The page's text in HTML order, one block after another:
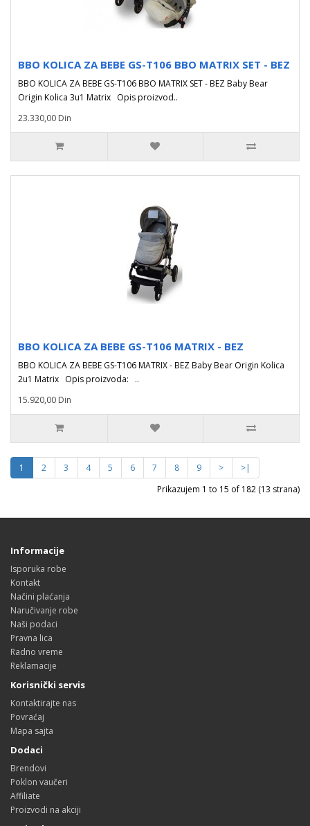
BBO KOLICA ZA BEBE GS-T106 BBO MATRIX SET - BEZ
BBO KOLICA ZA BEBE GS-T106 BBO MATRIX SET - BEZ Baby Bear
Origin Kolica 3u1 Matrix Opis proizvod..
23.330,00 Din
BBO KOLICA ZA BEBE GS-T106 MATRIX - BEZ
BBO KOLICA ZA BEBE GS-T106 MATRIX - BEZ Baby Bear Origin Kolica
2u1 Matrix Opis proizvoda: ..
15.920,00 Din
1 2 3 4 5 6 7 8 9 >
>|
Prikazujem 1 to 15 of 182 (13 strana)
Informacije
Isporuka robe
Kontakt
Načini plaćanja
Naručivanje robe
Naši podaci
Pravna lica
Radno vreme
Reklamacije
Korisnički servis
Kontaktirajte nas
Povraćaj
Mapa sajta
Dodaci
Brendovi
Poklon vaučeri
Affiliate
Proizvodi na akciji